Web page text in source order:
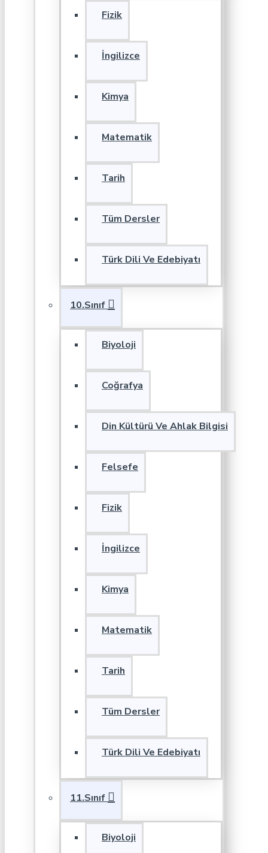
Fizik
İngilizce
Kimya
Matematik
Tarih
Tüm Dersler
Türk Dili Ve Edebiyatı
10.Sınıf
Biyoloji
Coğrafya
Din Kültürü Ve Ahlak Bilgisi
Felsefe
Fizik
İngilizce
Kimya
Matematik
Tarih
Tüm Dersler
Türk Dili Ve Edebiyatı
11.Sınıf
Biyoloji